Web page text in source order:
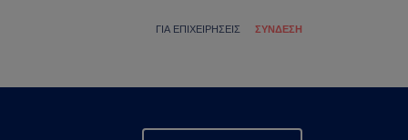
ΓΙΑ ΕΠΙΧΕΙΡΉΣΕΙΣ ΣΎΝΔΕΣΗ